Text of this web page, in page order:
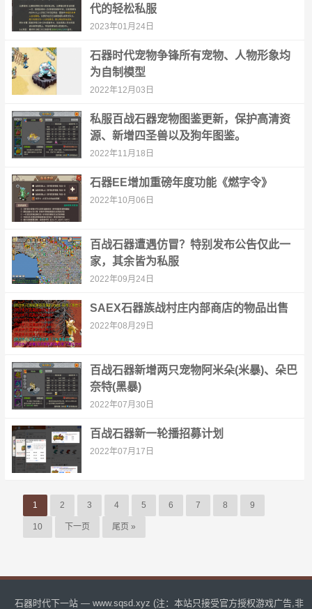
代的轻松私服
2023年01月24日
石器时代宠物争锋所有宠物、人物形象均
为自制模型
2022年12月03日
私服百战石器宠物图鉴更新，保护高清资
源、新增四圣兽以及狗年图鉴。
2022年11月18日
石器EE增加重磅年度功能《燃字令》
2022年10月06日
百战石器遭遇仿冒？特别发布公告仅此一
家，其余皆为私服
2022年09月24日
SAEX石器族战村庄内部商店的物品出售
2022年08月29日
百战石器新增两只宠物阿米朵(米暴)、朵巴
奈特(黑暴)
2022年07月30日
百战石器新一轮播招募计划
2022年07月17日
1 2 3 4 5 6 7 8 9
10 下一页 尾页 »
石器时代下一站 — www.sqsd.xyz (注：本站只接受官方授权游戏广告,非